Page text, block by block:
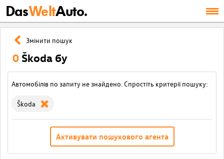
DasWeltAuto.
Змінити пошук
0 Škoda бу
Автомобілів по запиту не знайдено. Спростіть критерії пошуку:
Škoda
Активувати пошукового агента